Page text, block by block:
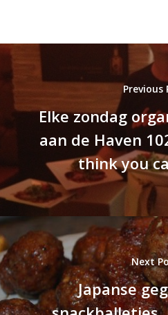
Previous
Elke zondag
aan de Haven
think you
Next
Japanse